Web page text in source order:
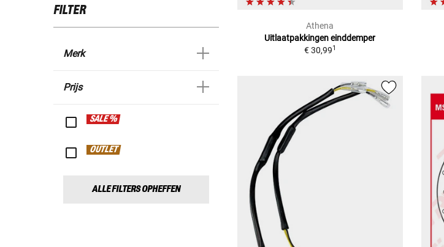
FILTER
Merk
Prijs
SALE %
OUTLET
ALLE FILTERS OPHEFFEN
Athena
Uitlaatpakkingen einddemper
€ 30,991